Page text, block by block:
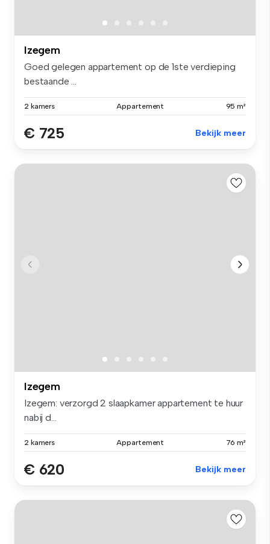
Izegem
Goed gelegen appartement op de 1ste verdieping
bestaande ...
2 kamers Appartement 95 m²
€ 725 Bekijk meer
Izegem
Izegem: verzorgd 2 slaapkamer appartement te huur
nabij d...
2 kamers Appartement 76 m²
€ 620 Bekijk meer